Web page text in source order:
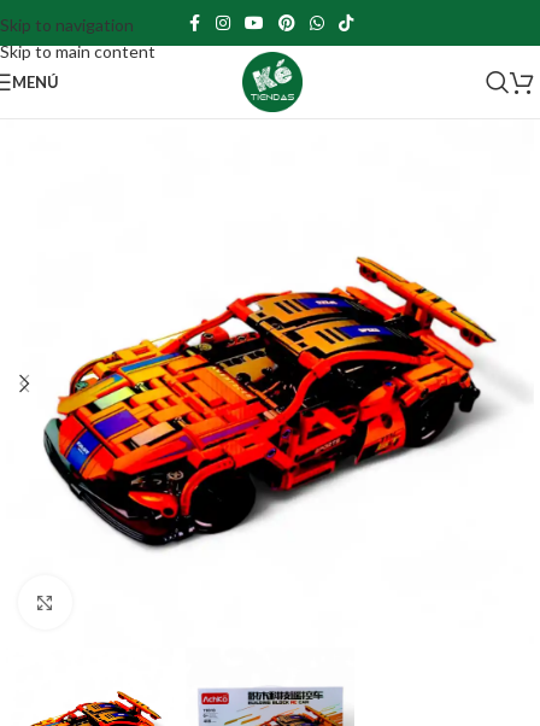
Skip to navigation
Skip to main content
MENÚ